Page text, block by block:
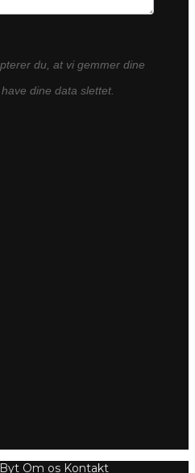
du, at vi gemmer dine
dine data slettet.
Byt Om os Kontakt